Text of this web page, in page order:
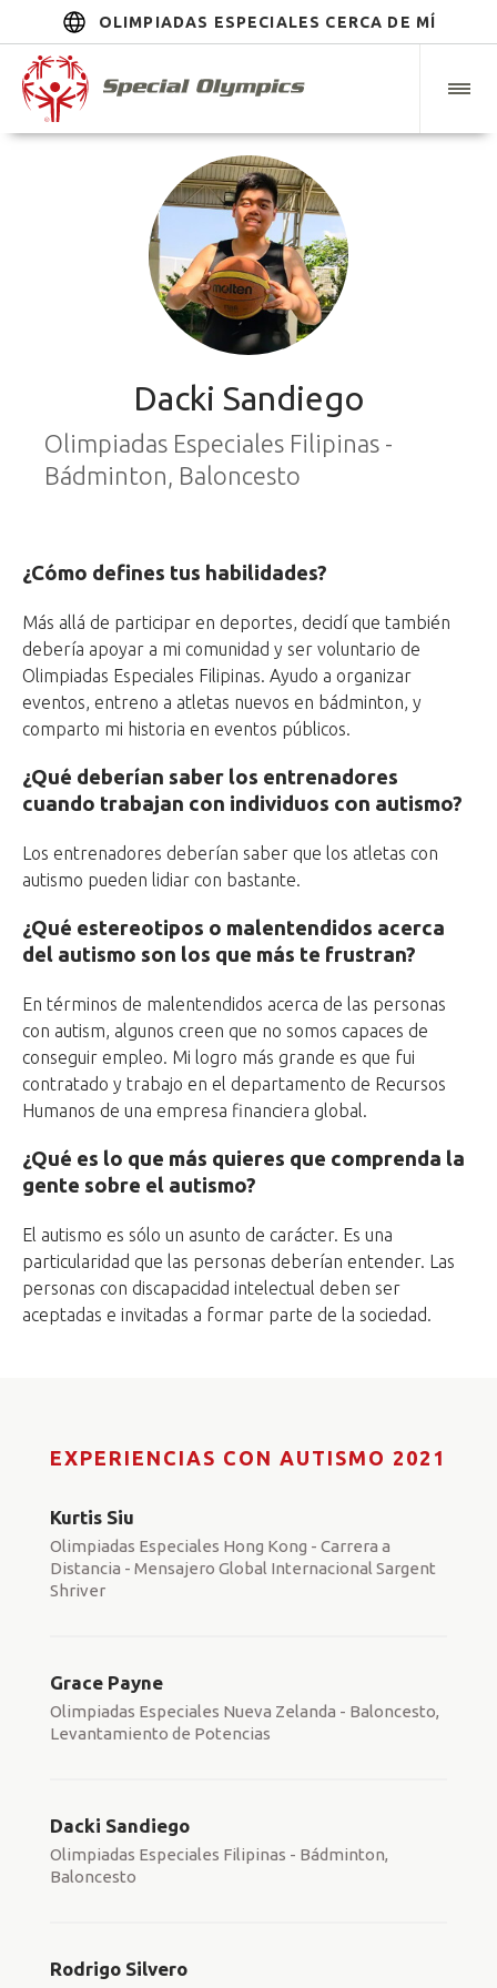
OLIMPIADAS ESPECIALES CERCA DE MÍ
Dacki Sandiego
Olimpiadas Especiales Filipinas -
Bádminton, Baloncesto
¿Cómo defines tus habilidades?
Más allá de participar en deportes, decidí que también
debería apoyar a mi comunidad y ser voluntario de
Olimpiadas Especiales Filipinas. Ayudo a organizar
eventos, entreno a atletas nuevos en bádminton, y
comparto mi historia en eventos públicos.
¿Qué deberían saber los entrenadores
cuando trabajan con individuos con autismo?
Los entrenadores deberían saber que los atletas con
autismo pueden lidiar con bastante.
¿Qué estereotipos o malentendidos acerca
del autismo son los que más te frustran?
En términos de malentendidos acerca de las personas
con autism, algunos creen que no somos capaces de
conseguir empleo. Mi logro más grande es que fui
contratado y trabajo en el departamento de Recursos
Humanos de una empresa financiera global.
¿Qué es lo que más quieres que comprenda la
gente sobre el autismo?
El autismo es sólo un asunto de carácter. Es una
particularidad que las personas deberían entender. Las
personas con discapacidad intelectual deben ser
aceptadas e invitadas a formar parte de la sociedad.
EXPERIENCIAS CON AUTISMO 2021
Kurtis Siu
Olimpiadas Especiales Hong Kong - Carrera a
Distancia - Mensajero Global Internacional Sargent
Shriver
Grace Payne
Olimpiadas Especiales Nueva Zelanda - Baloncesto,
Levantamiento de Potencias
Dacki Sandiego
Olimpiadas Especiales Filipinas - Bádminton,
Baloncesto
Rodrigo Silvero